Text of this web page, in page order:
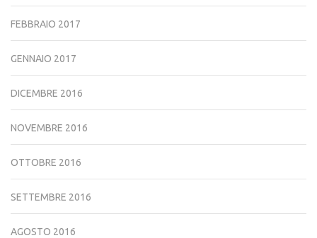
FEBBRAIO 2017
GENNAIO 2017
DICEMBRE 2016
NOVEMBRE 2016
OTTOBRE 2016
SETTEMBRE 2016
AGOSTO 2016